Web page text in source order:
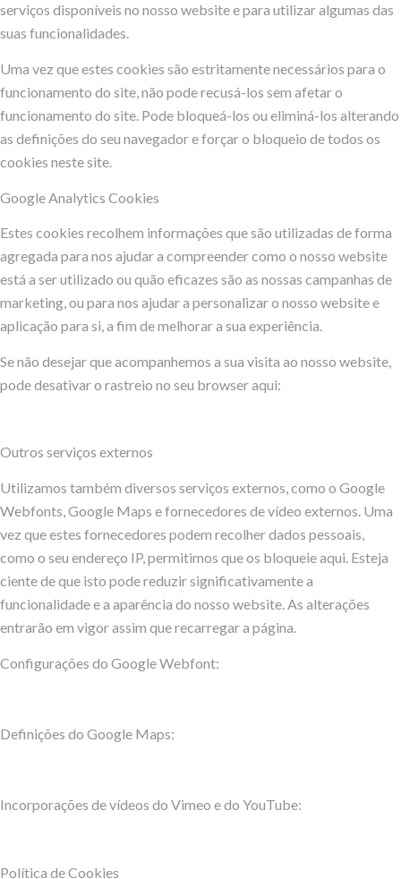
serviços disponíveis no nosso website e para utilizar algumas das
suas funcionalidades.
Uma vez que estes cookies são estritamente necessários para o
funcionamento do site, não pode recusá-los sem afetar o
funcionamento do site. Pode bloqueá-los ou eliminá-los alterando
as definições do seu navegador e forçar o bloqueio de todos os
cookies neste site.
Google Analytics Cookies
Estes cookies recolhem informações que são utilizadas de forma
agregada para nos ajudar a compreender como o nosso website
está a ser utilizado ou quão eficazes são as nossas campanhas de
marketing, ou para nos ajudar a personalizar o nosso website e
aplicação para si, a fim de melhorar a sua experiência.
Se não desejar que acompanhemos a sua visita ao nosso website,
pode desativar o rastreio no seu browser aqui:
Outros serviços externos
Utilizamos também diversos serviços externos, como o Google
Webfonts, Google Maps e fornecedores de vídeo externos. Uma
vez que estes fornecedores podem recolher dados pessoais,
como o seu endereço IP, permitimos que os bloqueie aqui. Esteja
ciente de que isto pode reduzir significativamente a
funcionalidade e a aparência do nosso website. As alterações
entrarão em vigor assim que recarregar a página.
Configurações do Google Webfont:
Definições do Google Maps:
Incorporações de vídeos do Vimeo e do YouTube:
Política de Cookies